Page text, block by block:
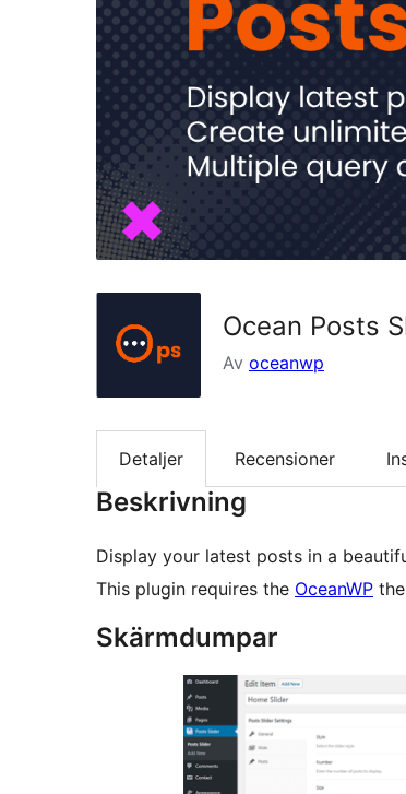
Ocean Posts
Av oceanwp
Detaljer Recensioner
Beskrivning
Display your latest posts in a
This plugin requires the OceanWP
Skärmdumpar